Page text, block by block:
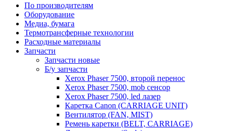
По производителям
Оборудование
Медиа, бумага
Термотрансферные технологии
Расходные материалы
Запчасти
Запчасти новые
Б/у запчасти
Xerox Phaser 7500, второй перенос
Xerox Phaser 7500, mob сенсор
Xerox Phaser 7500, led лазер
Каретка Canon (CARRIAGE UNIT)
Вентилятор (FAN, MIST)
Ремень каретки (BELT, CARRIAGE)